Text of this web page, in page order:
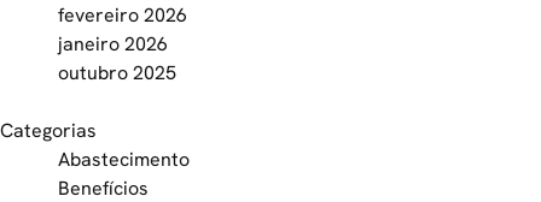
fevereiro 2026
janeiro 2026
outubro 2025
Categorias
Abastecimento
Benefícios